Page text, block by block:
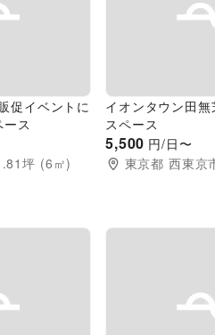
促イベントに
ス
坪 (6 ㎡)
Previous
イオンタウン田
スペース
5,500 円/日〜
東京都 西東京
Previous